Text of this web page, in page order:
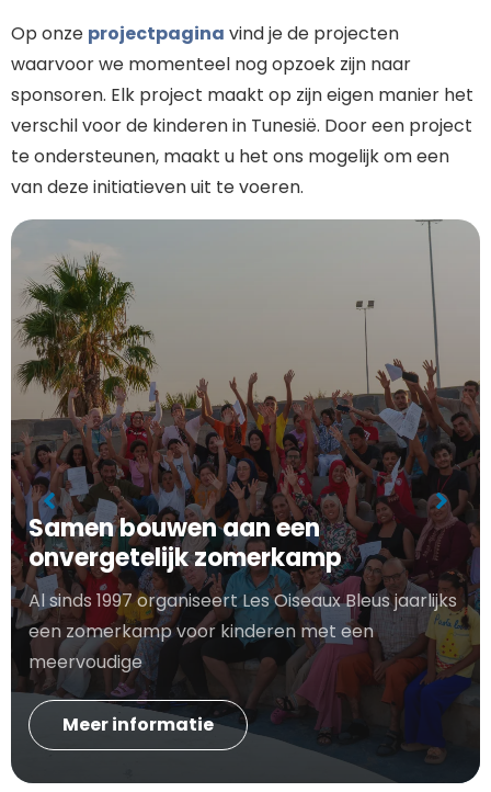
Op onze projectpagina vind je de projecten
waarvoor we momenteel nog opzoek zijn naar
sponsoren. Elk project maakt op zijn eigen manier het
verschil voor de kinderen in Tunesië. Door een project
te ondersteunen, maakt u het ons mogelijk om een
van deze initiatieven uit te voeren.
Samen bouwen aan een
onvergetelijk zomerkamp
Al sinds 1997 organiseert Les Oiseaux Bleus jaarlijks
een zomerkamp voor kinderen met een
meervoudige
Meer informatie